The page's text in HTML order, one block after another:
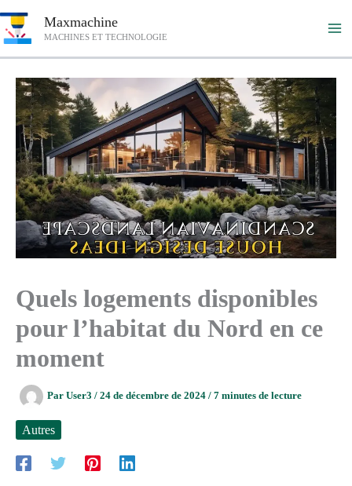
au
Maxmachine
MACHINES ET TECHNOLOGIE
Quels logements disponibles
pour l’habitat du Nord en ce
moment
Par User3 / 24 de décembre de 2024 / 7 minutes de lecture
Autres